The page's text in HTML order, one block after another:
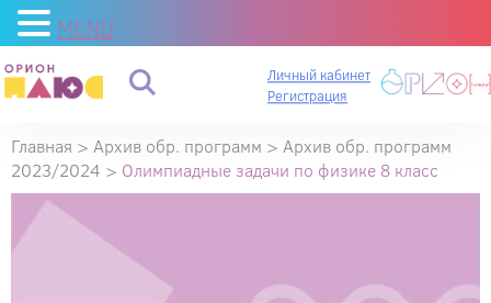
Личный кабинет
Регистрация
Главная > Архив обр. программ > Архив обр. программ
2023/2024 > Олимпиадные задачи по физике 8 класс
MENU